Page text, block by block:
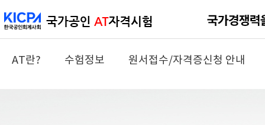
AT란? 수험정보 원서접수/자격증신청 안내